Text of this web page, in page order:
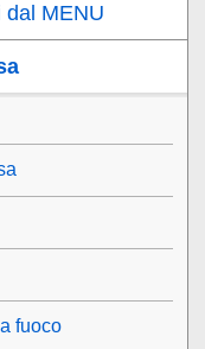
dal MENU
fuoco